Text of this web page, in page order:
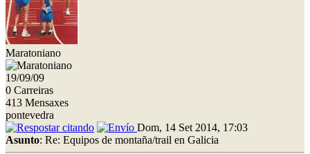
Maratoniano
19/09/09
0 Carreiras
413 Mensaxes
pontevedra
Dom, 14 Set 2014, 17:03
Asunto: Re: Equipos de montaña/trail en Galicia